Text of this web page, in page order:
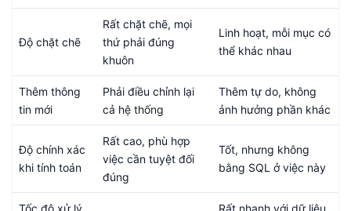
Độ chặt chẽ
Rất chặt chẽ, mọi
thứ phải đúng
khuôn
Linh hoạt, mỗi mục có
thể khác nhau
Thêm thông
tin mới
Phải điều chỉnh lại
cả hệ thống
Thêm tự do, không
ảnh hưởng phần khác
Độ chính xác
khi tính toán
Rất cao, phù hợp
việc cần tuyệt đối
đúng
Tốt, nhưng không
bằng SQL ở việc này
Tốc độ xử lý
Rất nhanh với dữ liệu